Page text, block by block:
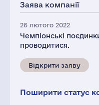
Заява компанії
26 лютого 2022
Чемпіонські
проводитися.
Відкрити заяву
Поширити статус